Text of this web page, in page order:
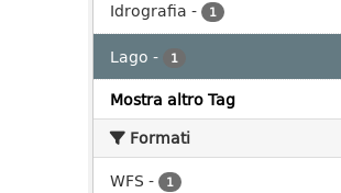
Idrografia - 1
Lago - 1
Mostra altro Tag
Formati
WFS - 1